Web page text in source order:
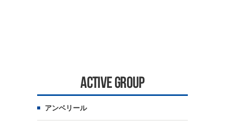
ACTIVE GROUP
アンベリール